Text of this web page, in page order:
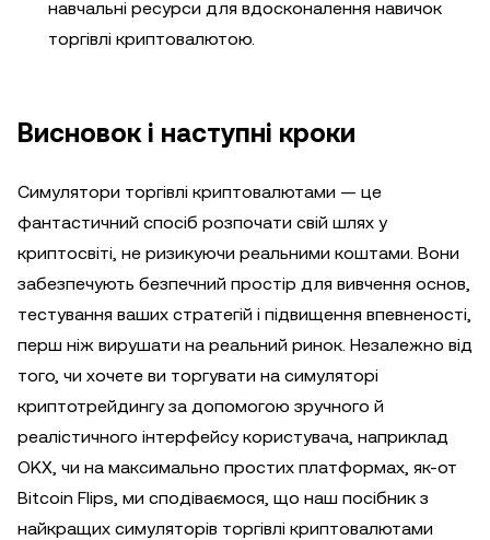
навчальні ресурси для вдосконалення навичок
торгівлі криптовалютою.
Висновок і наступні кроки
Симулятори торгівлі криптовалютами — це
фантастичний спосіб розпочати свій шлях у
криптосвіті, не ризикуючи реальними коштами. Вони
забезпечують безпечний простір для вивчення основ,
тестування ваших стратегій і підвищення впевненості,
перш ніж вирушати на реальний ринок. Незалежно від
того, чи хочете ви торгувати на симуляторі
криптотрейдингу за допомогою зручного й
реалістичного інтерфейсу користувача, наприклад
OKX, чи на максимально простих платформах, як-от
Bitcoin Flips, ми сподіваємося, що наш посібник з
найкращих симуляторів торгівлі криптовалютами